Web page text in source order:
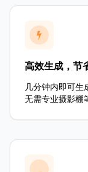
高效生成，节
几分钟内即可生
无需专业摄影棚